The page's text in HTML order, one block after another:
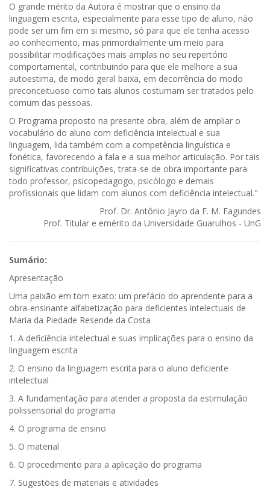
O grande mérito da Autora é mostrar que o ensino da
linguagem escrita, especialmente para esse tipo de aluno, não
pode ser um fim em si mesmo, só para que ele tenha acesso
ao conhecimento, mas primordialmente um meio para
possibilitar modificações mais amplas no seu repertório
comportamental, contribuindo para que ele melhore a sua
autoestima, de modo geral baixa, em decorrência do modo
preconceituoso como tais alunos costumam ser tratados pelo
comum das pessoas.
O Programa proposto na presente obra, além de ampliar o
vocabulário do aluno com deficiência intelectual e sua
linguagem, lida também com a competência linguística e
fonética, favorecendo a fala e a sua melhor articulação. Por tais
significativas contribuições, trata-se de obra importante para
todo professor, psicopedagogo, psicólogo e demais
profissionais que lidam com alunos com deficiência intelectual."
Prof. Dr. Antônio Jayro da F. M. Fagundes
Prof. Titular e emérito da Universidade Guarulhos - UnG
Sumário:
Apresentação
Uma paixão em tom exato: um prefácio do aprendente para a
obra-ensinante alfabetização para deficientes intelectuais de
Maria da Piedade Resende da Costa
1. A deficiência intelectual e suas implicações para o ensino da
linguagem escrita
2. O ensino da linguagem escrita para o aluno deficiente
intelectual
3. A fundamentação para atender a proposta da estimulação
polissensorial do programa
4. O programa de ensino
5. O material
6. O procedimento para a aplicação do programa
7. Sugestões de materiais e atividades